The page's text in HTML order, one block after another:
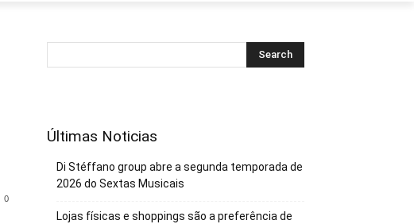
0
Últimas Noticias
Di Stéffano group abre a segunda temporada de
2026 do Sextas Musicais
Lojas físicas e shoppings são a preferência de